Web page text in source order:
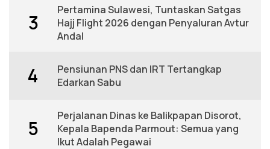
3
Pertamina Sulawesi, Tuntaskan Satgas
Hajj Flight 2026 dengan Penyaluran Avtur
Andal
4
Pensiunan PNS dan IRT Tertangkap
Edarkan Sabu
5
Perjalanan Dinas ke Balikpapan Disorot,
Kepala Bapenda Parmout: Semua yang
Ikut Adalah Pegawai